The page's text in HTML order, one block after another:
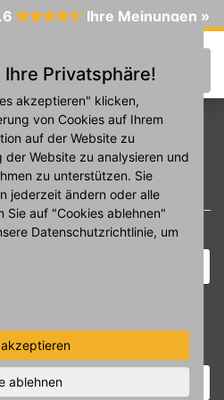
Privatsphäre!
akzeptieren" klicken,
von Cookies auf Ihrem
auf der Website zu
Website zu analysieren und
zu unterstützen. Sie
jederzeit ändern oder alle
Sie auf "Cookies ablehnen"
Datenschutzrichtlinie, um
ablehnen
Ihre Meinungen »
anfordern
Adresse*
oder Ihrer E-Mail-Adresse